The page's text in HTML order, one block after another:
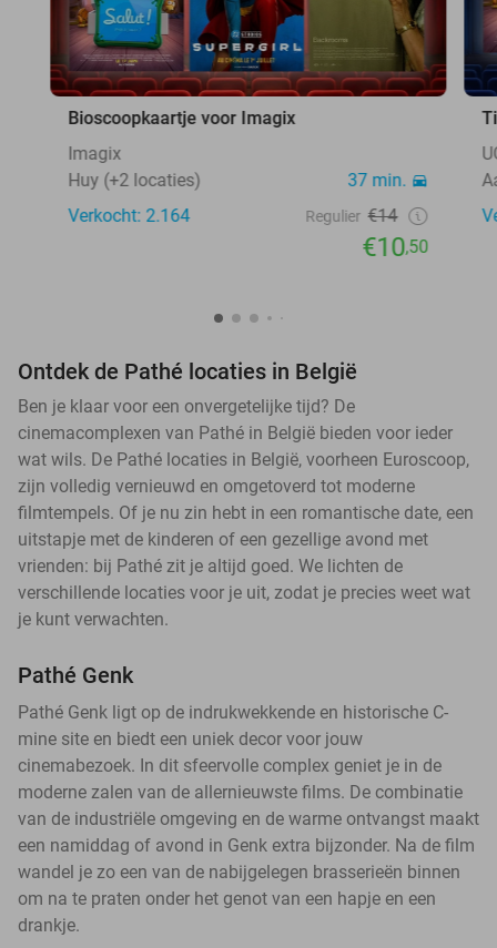
Bioscoopkaartje voor Imagix
Imagix
Huy (+2 locaties)
37 min.
Verkocht: 2.164
Regulier €14
€10,50
Ontdek de Pathé locaties in België
Ben je klaar voor een onvergetelijke tijd? De
cinemacomplexen van Pathé in België bieden voor ieder
wat wils. De Pathé locaties in België, voorheen Euroscoop,
zijn volledig vernieuwd en omgetoverd tot moderne
filmtempels. Of je nu zin hebt in een romantische date, een
uitstapje met de kinderen of een gezellige avond met
vrienden: bij Pathé zit je altijd goed. We lichten de
verschillende locaties voor je uit, zodat je precies weet wat
je kunt verwachten.
Pathé Genk
Pathé Genk ligt op de indrukwekkende en historische C-
mine site en biedt een uniek decor voor jouw
cinemabezoek. In dit sfeervolle complex geniet je in de
moderne zalen van de allernieuwste films. De combinatie
van de industriële omgeving en de warme ontvangst maakt
een namiddag of avond in Genk extra bijzonder. Na de film
wandel je zo een van de nabijgelegen brasserieën binnen
om na te praten onder het genot van een hapje en een
drankje.